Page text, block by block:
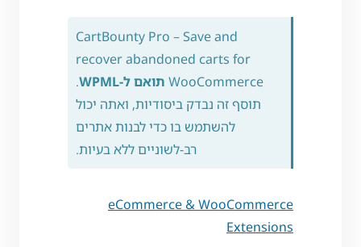
CartBounty Pro – Save and
recover abandoned carts for
WooCommerce תואם ל-WPML
.
תוסף זה נבדק ביסודיות, ואתה יכול
להשתמש בו כדי לבנות אתרים
רב-לשוניים ללא בעיות.
eCommerce & WooCommerce
Extensions